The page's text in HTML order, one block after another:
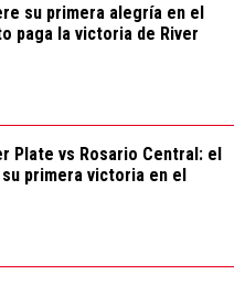
su primera alegría en el
paga la victoria de River
Plate vs Rosario Central: el
primera victoria en el